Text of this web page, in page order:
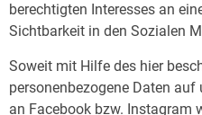
berechtigten Interesses an
Sichtbarkeit in den Sozialen
Soweit mit Hilfe des hier
personenbezogene Daten
an Facebook bzw. Instagram